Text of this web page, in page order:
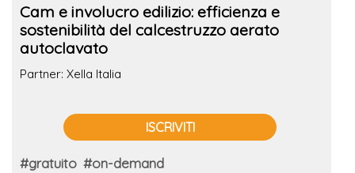
Cam e involucro edilizio: efficienza e
sostenibilità del calcestruzzo aerato
autoclavato
Partner: Xella Italia
ISCRIVITI
#gratuito #on-demand